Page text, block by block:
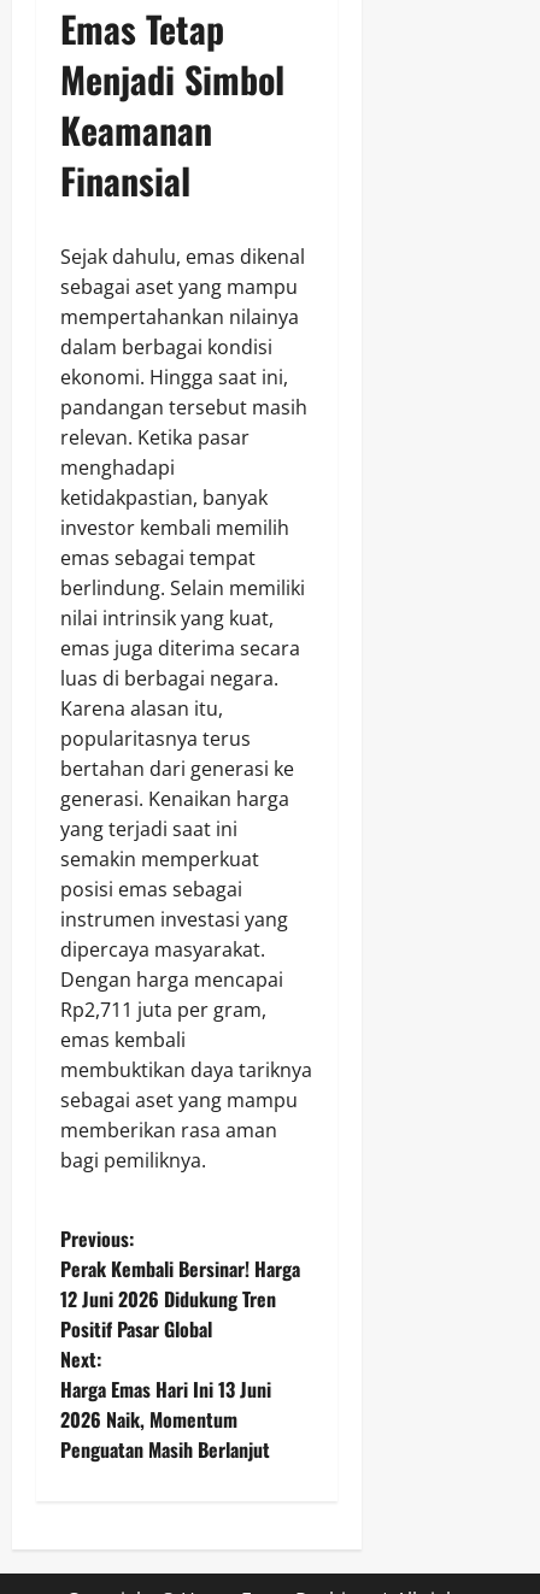
Emas Tetap
Menjadi Simbol
Keamanan
Finansial
Sejak dahulu, emas dikenal
sebagai aset yang mampu
mempertahankan nilainya
dalam berbagai kondisi
ekonomi. Hingga saat ini,
pandangan tersebut masih
relevan. Ketika pasar
menghadapi
ketidakpastian, banyak
investor kembali memilih
emas sebagai tempat
berlindung. Selain memiliki
nilai intrinsik yang kuat,
emas juga diterima secara
luas di berbagai negara.
Karena alasan itu,
popularitasnya terus
bertahan dari generasi ke
generasi. Kenaikan harga
yang terjadi saat ini
semakin memperkuat
posisi emas sebagai
instrumen investasi yang
dipercaya masyarakat.
Dengan harga mencapai
Rp2,711 juta per gram,
emas kembali
membuktikan daya tariknya
sebagai aset yang mampu
memberikan rasa aman
bagi pemiliknya.
P
o
s
t
n
v
Previous:
Perak Kembali Bersinar! Harga
12 Juni 2026 Didukung Tren
Positif Pasar Global
Next:
Harga Emas Hari Ini 13 Juni
2026 Naik, Momentum
Penguatan Masih Berlanjut